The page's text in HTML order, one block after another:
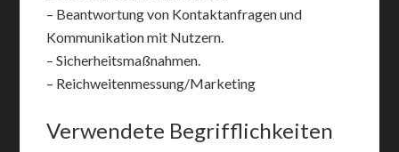
– Beantwortung von Kontaktanfragen und
Kommunikation mit Nutzern.
– Sicherheitsmaßnahmen.
– Reichweitenmessung/Marketing
Verwendete Begrifflichkeiten